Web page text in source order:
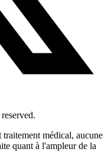
médical, aucune
quant à l'ampleur de la